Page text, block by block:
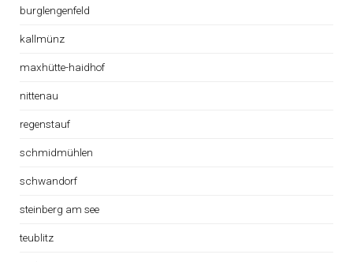
burglengenfeld
kallmünz
maxhütte-haidhof
nittenau
regenstauf
schmidmühlen
schwandorf
steinberg am see
teublitz